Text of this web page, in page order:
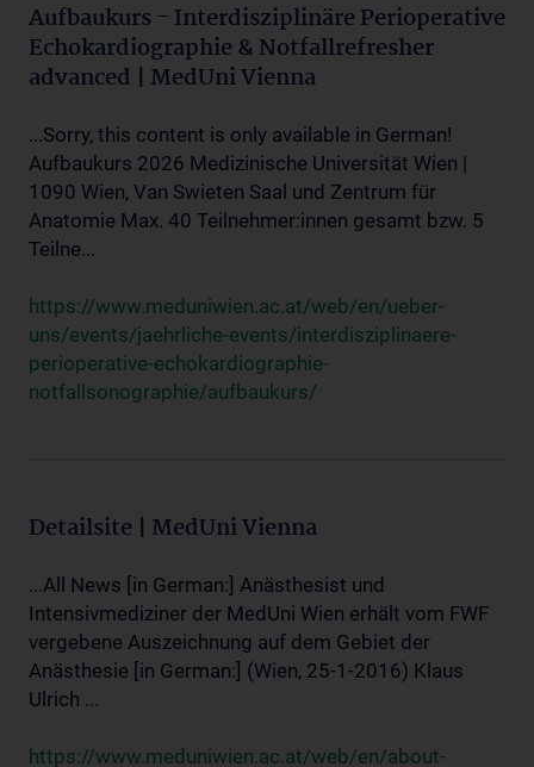
Aufbaukurs - Interdisziplinäre Perioperative
Echokardiographie & Notfallrefresher
advanced | MedUni Vienna
...Sorry, this content is only available in German!
Aufbaukurs 2026 Medizinische Universität Wien |
1090 Wien, Van Swieten Saal und Zentrum für
Anatomie Max. 40 Teilnehmer:innen gesamt bzw. 5
Teilne...
https://www.meduniwien.ac.at/web/en/ueber-
uns/events/jaehrliche-events/interdisziplinaere-
perioperative-echokardiographie-
notfallsonographie/aufbaukurs/
Detailsite | MedUni Vienna
...All News [in German:] Anästhesist und
Intensivmediziner der MedUni Wien erhält vom FWF
vergebene Auszeichnung auf dem Gebiet der
Anästhesie [in German:] (Wien, 25-1-2016) Klaus
Ulrich ...
https://www.meduniwien.ac.at/web/en/about-